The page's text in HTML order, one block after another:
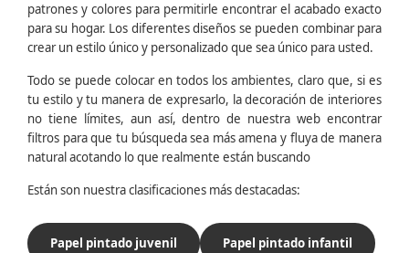
patrones y colores para permitirle encontrar el acabado exacto
para su hogar. Los diferentes diseños se pueden combinar para
crear un estilo único y personalizado que sea único para usted.
Todo se puede colocar en todos los ambientes, claro que, si es
tu estilo y tu manera de expresarlo, la decoración de interiores
no tiene límites, aun así, dentro de nuestra web encontrar
filtros para que tu búsqueda sea más amena y fluya de manera
natural acotando lo que realmente están buscando
Están son nuestra clasificaciones más destacadas:
Papel pintado juvenil Papel pintado infantil